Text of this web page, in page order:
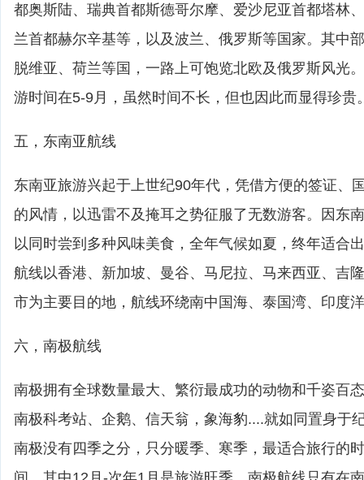
都奥斯陆、瑞典首都斯德哥尔摩、爱沙尼亚首都塔林
兰首都赫尔辛基等，以及波兰、俄罗斯等国家。其中
脱维亚、荷兰等国，一路上可饱览北欧及俄罗斯风光
游时间在5-9月，虽然时间不长，但也因此而显得珍贵
五，东南亚航线
东南亚旅游兴起于上世纪90年代，凭借方便的签证、
的风情，以迅雷不及掩耳之势征服了无数游客。因东
以同时尝到多种风味美食，全年气候如夏，终年适合
航线以香港、新加坡、曼谷、马尼拉、马来西亚、吉
市为主要目的地，航线环绕南中国海、泰国湾、印度
六，南极航线
南极拥有全球数量最大、繁衍最成功的动物和千姿百
南极科考站、企鹅、信天翁，象海豹....就如同置身于
南极没有四季之分，只分暖季、寒季，最适合旅行的